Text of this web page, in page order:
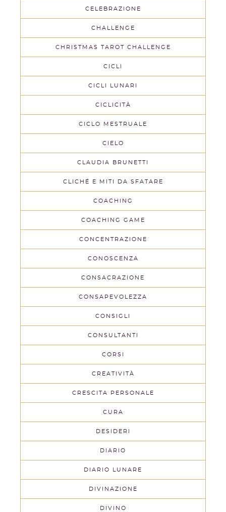
CELEBRAZIONE
CHALLENGE
CHRISTMAS TAROT CHALLENGE
CICLI
CICLI LUNARI
CICLICITÀ
CICLO MESTRUALE
CIELO
CLAUDIA BRUNETTI
CLICHÉ E MITI DA SFATARE
COACHING
COACHING GAME
CONCENTRAZIONE
CONOSCENZA
CONSACRAZIONE
CONSAPEVOLEZZA
CONSIGLI
CONSULTANTI
CORSI
CREATIVITÀ
CRESCITA PERSONALE
CURA
DESIDERI
DIARIO
DIARIO LUNARE
DIVINAZIONE
DIVINO